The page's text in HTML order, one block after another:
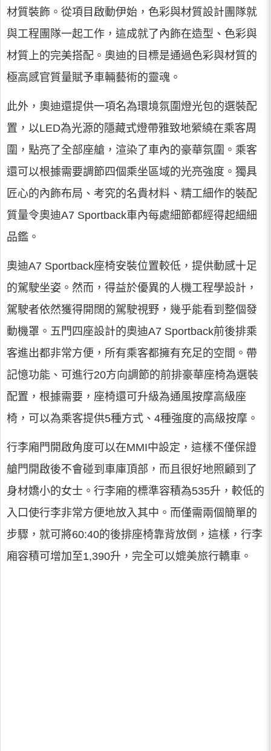
材質裝飾。從項目啟動伊始，色彩與材質設計團隊就
與工程團隊一起工作，這成就了內飾在造型、色彩與
材質上的完美搭配。奧迪的目標是通過色彩與材質的
極高感官質量賦予車輛藝術的靈魂。
此外，奧迪還提供一項名為環境氛圍燈光包的選裝配
置，以LED為光源的隱藏式燈帶雅致地縈繞在乘客周
圍，點亮了全部座艙，渲染了車內的豪華氛圍。乘客
還可以根據需要調節四個乘坐區域的光亮強度。獨具
匠心的內飾布局、考究的名貴材料、精工細作的裝配
質量令奧迪A7 Sportback車內每處細節都經得起細細
品鑑。
奧迪A7 Sportback座椅安裝位置較低，提供動感十足
的駕駛坐姿。然而，得益於優異的人機工程學設計，
駕駛者依然獲得開闊的駕駛視野，幾乎能看到整個發
動機罩。五門四座設計的奧迪A7 Sportback前後排乘
客進出都非常方便，所有乘客都擁有充足的空間。帶
記憶功能、可進行20方向調節的前排豪華座椅為選裝
配置，根據需要，座椅還可升級為通風按摩高級座
椅，可以為乘客提供5種方式、4種強度的高級按摩。
行李廂門開啟角度可以在MMI中設定，這樣不僅保證
艙門開啟後不會碰到車庫頂部，而且很好地照顧到了
身材嬌小的女士。行李廂的標準容積為535升，較低的
入口使行李非常方便地放入其中。而僅需兩個簡單的
步驟，就可將60:40的後排座椅靠背放倒，這樣，行李
廂容積可增加至1,390升，完全可以媲美旅行轎車。